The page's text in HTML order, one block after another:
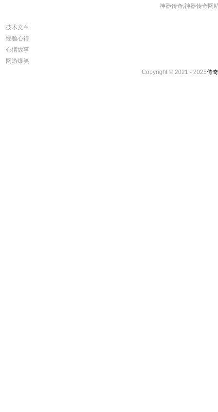
神器传奇,神器传奇网
技术文章
经验心得
心情故事
网游爆笑
Copyright © 2021 - 2025传